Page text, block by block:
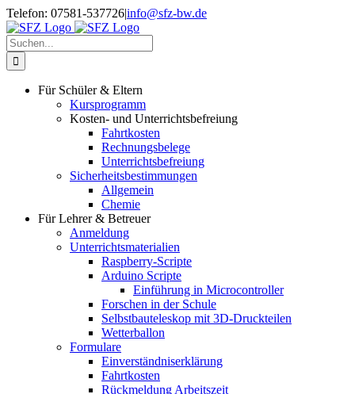
Zum
Inhalt
springen
Telefon: 07581-537726|info@sfz-bw.de
Suche
nach:
Für Schüler & Eltern
Kursprogramm
Kosten- und Unterrichtsbefreiung
Fahrtkosten
Rechnungsbelege
Unterrichtsbefreiung
Sicherheitsbestimmungen
Allgemein
Chemie
Für Lehrer & Betreuer
Anmeldung
Unterrichtsmaterialien
Raspberry-Scripte
Arduino Scripte
Einführung in Microcontroller
Forschen in der Schule
Selbstbauteleskop mit 3D-Druckteilen
Wetterballon
Formulare
Einverständniserklärung
Fahrtkosten
Rückmeldung Arbeitszeit